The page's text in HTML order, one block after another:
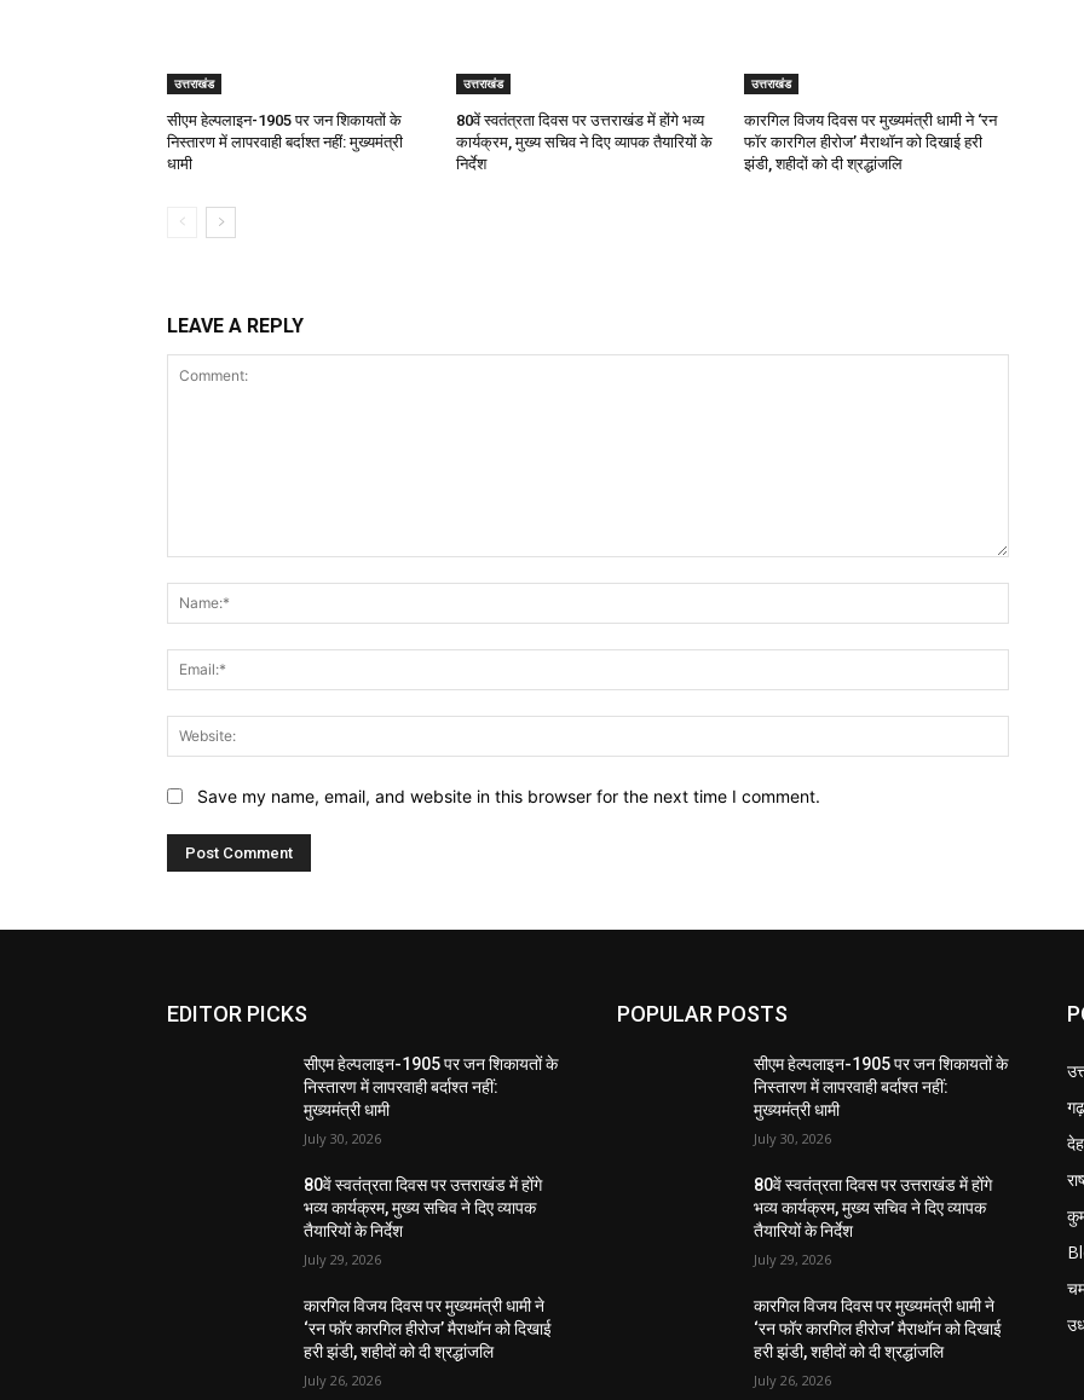
उत्तराखंड
सीएम हेल्पलाइन-1905 पर जन शिकायतों के
निस्तारण में लापरवाही बर्दाश्त नहीं: मुख्यमंत्री
धामी
उत्तराखंड
80वें स्वतंत्रता दिवस पर उत्तराखंड में होंगे भव्य
कार्यक्रम, मुख्य सचिव ने दिए व्यापक तैयारियों के
निर्देश
उत्तराखंड
कारगिल विजय दिवस पर मुख्यमंत्री धामी ने ‘रन
फॉर कारगिल हीरोज’ मैराथॉन को दिखाई हरी
झंडी, शहीदों को दी श्रद्धांजलि
LEAVE A REPLY
Save my name, email, and website in this browser for the next time I comment.
EDITOR PICKS
सीएम हेल्पलाइन-1905 पर जन शिकायतों के
निस्तारण में लापरवाही बर्दाश्त नहीं:
मुख्यमंत्री धामी
July 30, 2026
80वें स्वतंत्रता दिवस पर उत्तराखंड में होंगे
भव्य कार्यक्रम, मुख्य सचिव ने दिए व्यापक
तैयारियों के निर्देश
July 29, 2026
कारगिल विजय दिवस पर मुख्यमंत्री धामी ने
‘रन फॉर कारगिल हीरोज’ मैराथॉन को दिखाई
हरी झंडी, शहीदों को दी श्रद्धांजलि
July 26, 2026
POPULAR POSTS
सीएम हेल्पलाइन-1905 पर जन शिकायतों के
निस्तारण में लापरवाही बर्दाश्त नहीं:
मुख्यमंत्री धामी
July 30, 2026
80वें स्वतंत्रता दिवस पर उत्तराखंड में होंगे
भव्य कार्यक्रम, मुख्य सचिव ने दिए व्यापक
तैयारियों के निर्देश
July 29, 2026
कारगिल विजय दिवस पर मुख्यमंत्री धामी ने
‘रन फॉर कारगिल हीरोज’ मैराथॉन को दिखाई
हरी झंडी, शहीदों को दी श्रद्धांजलि
July 26, 2026